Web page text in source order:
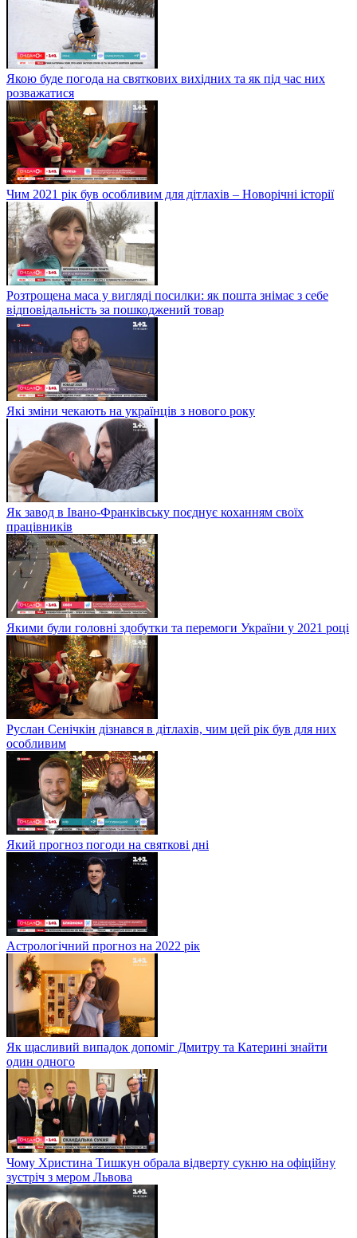
Якою буде погода на святкових вихідних та як під час них
розважатися
Чим 2021 рік був особливим для дітлахів – Новорічні історії
Розтрощена маса у вигляді посилки: як пошта знімає з себе
відповідальність за пошкоджений товар
Які зміни чекають на українців з нового року
Як завод в Івано-Франківську поєднує коханням своїх
працівників
Якими були головні здобутки та перемоги України у 2021 році
Руслан Сенічкін дізнався в дітлахів, чим цей рік був для них
особливим
Який прогноз погоди на святкові дні
Астрологічний прогноз на 2022 рік
Як щасливий випадок допоміг Дмитру та Катерині знайти
один одного
Чому Христина Тишкун обрала відверту сукню на офіційну
зустріч з мером Львова